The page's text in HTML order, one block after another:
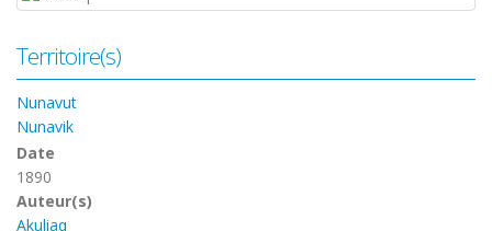
Territoire(s)
Nunavut
Nunavik
Date
1890
Auteur(s)
Akuliaq